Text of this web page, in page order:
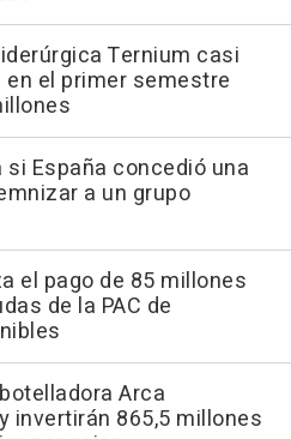
Ternium casi
el primer semestre
España concedió una
a un grupo
el pago de 85 millones
de la PAC de
Arca
invertirán 865,5 millones